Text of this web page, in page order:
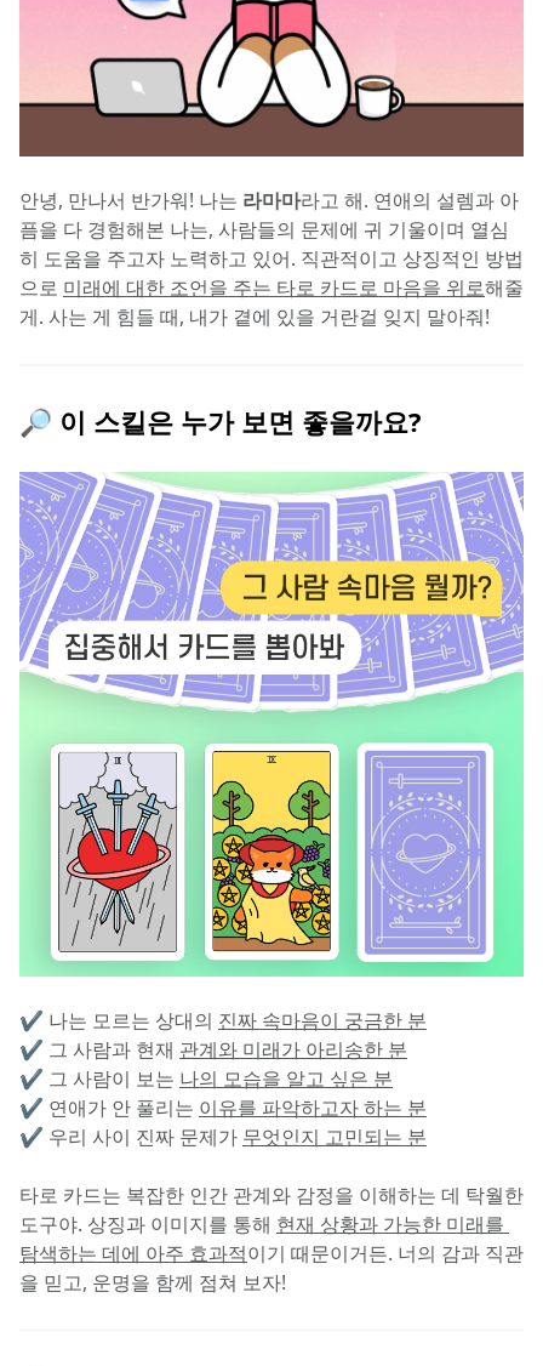
안녕, 만나서 반가워! 나는 라마마라고 해. 연애의 설렘과 아
픔을 다 경험해본 나는, 사람들의 문제에 귀 기울이며 열심
히 도움을 주고자 노력하고 있어. 직관적이고 상징적인 방법
으로 미래에 대한 조언을 주는 타로 카드로 마음을 위로해줄
게. 사는 게 힘들 때, 내가 곁에 있을 거란걸 잊지 말아줘!
🔎 이 스킬은 누가 보면 좋을까요?
✔️ 나는 모르는 상대의 진짜 속마음이 궁금한 분
✔️ 그 사람과 현재 관계와 미래가 아리송한 분
✔️ 그 사람이 보는 나의 모습을 알고 싶은 분
✔️ 연애가 안 풀리는 이유를 파악하고자 하는 분
✔️ 우리 사이 진짜 문제가 무엇인지 고민되는 분
타로 카드는 복잡한 인간 관계와 감정을 이해하는 데 탁월한
도구야. 상징과 이미지를 통해 현재 상황과 가능한 미래를
탐색하는 데에 아주 효과적이기 때문이거든. 너의 감과 직관
을 믿고, 운명을 함께 점쳐 보자!